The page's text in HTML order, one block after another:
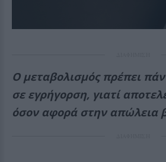
Ο μεταβολισμός πρέπει
σε εγρήγορση, γιατί
όσον αφορά στην απώλεια